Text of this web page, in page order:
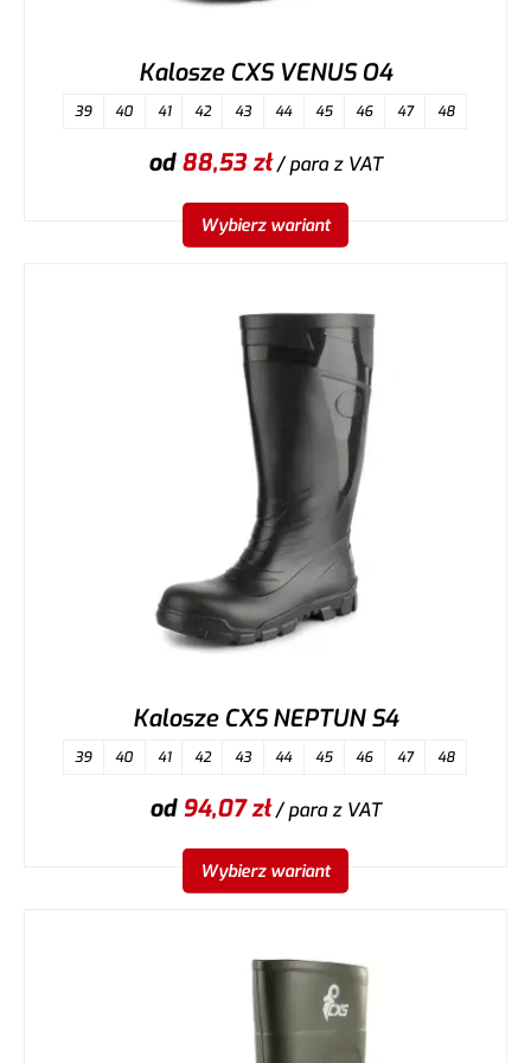
Kalosze CXS VENUS O4
39 40 41 42 43 44 45 46 47 48
od88,53zł/ paraz VAT
Wybierz wariant
Kalosze CXS NEPTUN S4
39 40 41 42 43 44 45 46 47 48
od94,07zł/ paraz VAT
Wybierz wariant